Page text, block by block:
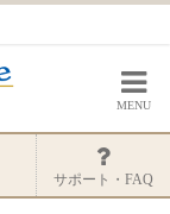
MENU
サポート・FAQ